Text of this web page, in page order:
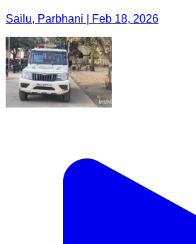
Sailu, Parbhani | Feb 18, 2026